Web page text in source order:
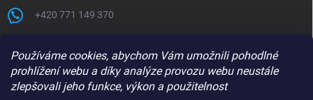
Používáme cookies, abychom Vám umožnili pohodlné
prohlížení webu a díky analýze provozu webu neustále
zlepšovali jeho funkce, výkon a použitelnost
+420 771 149 370
PŘIJÍMÁME ONLINE PLATBY